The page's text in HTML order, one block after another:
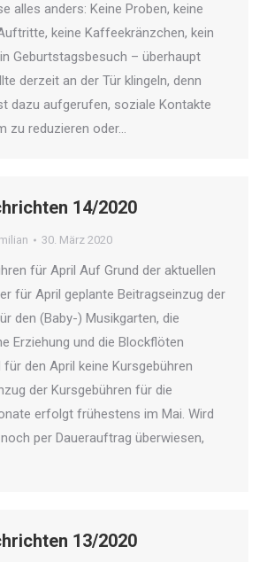
alles anders: Keine Proben, keine
keine Kaffeekränzchen, kein
Geburtstagsbesuch – überhaupt
derzeit an der Tür klingeln, denn
dazu aufgerufen, soziale Kontakte
zu reduzieren oder…
14/2020
30. März 2020
für April Auf Grund der aktuellen
für April geplante Beitragseinzug der
den (Baby-) Musikgarten, die
Erziehung und die Blockflöten
den April keine Kursgebühren
der Kursgebühren für die
erfolgt frühestens im Mai. Wird
per Dauerauftrag überwiesen,
13/2020